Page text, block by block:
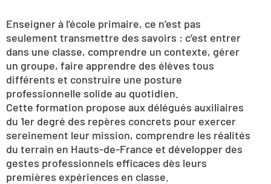
Enseigner à l’école primaire, ce n’est pas
seulement transmettre des savoirs : c’est entrer
dans une classe, comprendre un contexte, gérer
un groupe, faire apprendre des élèves tous
différents et construire une posture
professionnelle solide au quotidien.
Cette formation propose aux délégués auxiliaires
du 1er degré des repères concrets pour exercer
sereinement leur mission, comprendre les réalités
du terrain en Hauts-de-France et développer des
gestes professionnels efficaces dès leurs
premières expériences en classe.